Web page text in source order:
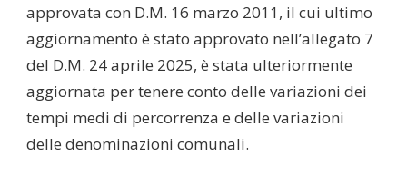
approvata con D.M. 16 marzo 2011, il cui ultimo
aggiornamento è stato approvato nell’allegato 7
del D.M. 24 aprile 2025, è stata ulteriormente
aggiornata per tenere conto delle variazioni dei
tempi medi di percorrenza e delle variazioni
delle denominazioni comunali.